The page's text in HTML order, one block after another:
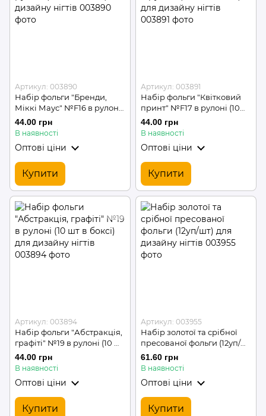
Артикул: 003890
Набір фольги "Бренди,
Міккі Маус" №F16 в рулоні
(10 шт в боксі) для дизайну
нігтів
44.00 грн
В наявності
Оптові ціни
Купити
Артикул: 003891
Набір фольги "Квітковий
принт" №F17 в рулоні (10
шт в боксі) для дизайну
нігтів
44.00 грн
В наявності
Оптові ціни
Купити
Артикул: 003894
Набір фольги "Абстракція,
графіті" №19 в рулоні (10 шт
в боксі) для дизайну нігтів
44.00 грн
В наявності
Оптові ціни
Купити
Артикул: 003955
Набір золотої та срібної
пресованої фольги (12уп/
шт) для дизайну нігтів
61.60 грн
В наявності
Оптові ціни
Купити